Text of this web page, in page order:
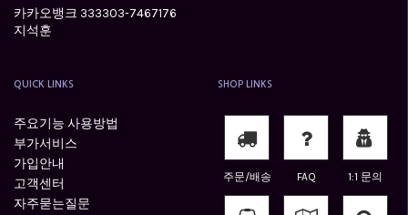
카카오뱅크 333303-7467176
지석훈
QUICK LINKS
주요기능 사용방법
부가서비스
가입안내
고객센터
자주묻는질문
SHOP LINKS
주문/배송 FAQ 1:1 문의